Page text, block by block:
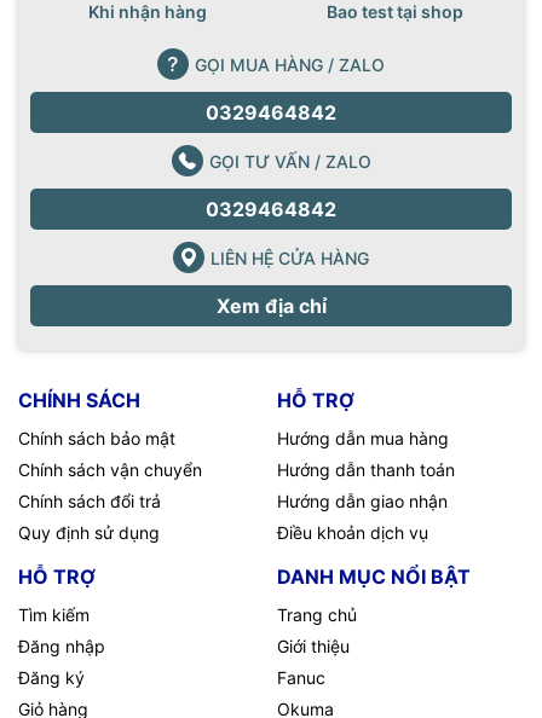
Khi nhận hàng
Bao test tại shop
GỌI MUA HÀNG / ZALO
0329464842
GỌI TƯ VẤN / ZALO
0329464842
LIÊN HỆ CỬA HÀNG
Xem địa chỉ
CHÍNH SÁCH
Chính sách bảo mật
Chính sách vận chuyển
Chính sách đổi trả
Quy định sử dụng
HỖ TRỢ
Hướng dẫn mua hàng
Hướng dẫn thanh toán
Hướng dẫn giao nhận
Điều khoản dịch vụ
HỖ TRỢ
Tìm kiếm
Đăng nhập
Đăng ký
Giỏ hàng
DANH MỤC NỔI BẬT
Trang chủ
Giới thiệu
Fanuc
Okuma